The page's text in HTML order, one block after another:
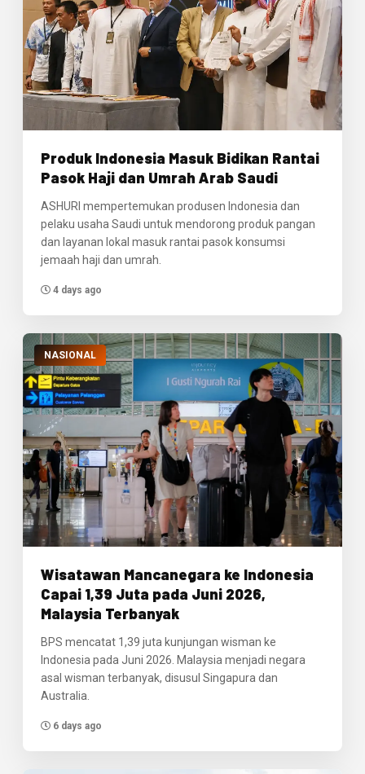
Produk Indonesia Masuk Bidikan Rantai
Pasok Haji dan Umrah Arab Saudi
ASHURI mempertemukan produsen Indonesia dan
pelaku usaha Saudi untuk mendorong produk pangan
dan layanan lokal masuk rantai pasok konsumsi
jemaah haji dan umrah.
4 days ago
NASIONAL
Wisatawan Mancanegara ke Indonesia
Capai 1,39 Juta pada Juni 2026,
Malaysia Terbanyak
BPS mencatat 1,39 juta kunjungan wisman ke
Indonesia pada Juni 2026. Malaysia menjadi negara
asal wisman terbanyak, disusul Singapura dan
Australia.
6 days ago